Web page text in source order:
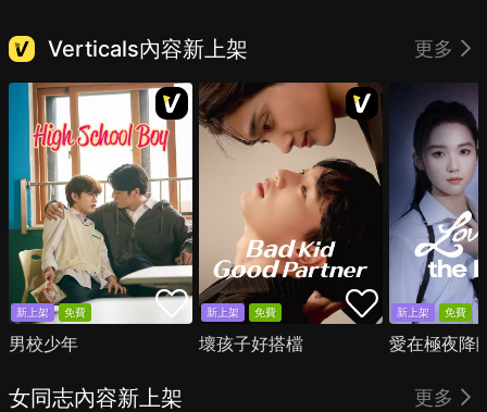
Verticals內容新上架 更多
新上架 免費
男校少年
新上架 免費
壞孩子好搭檔
新上架 免費
愛在極夜降
女同志內容新上架 更多